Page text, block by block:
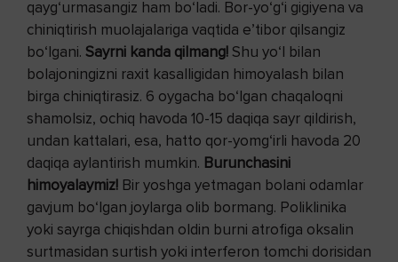
qayg‘urmasangiz ham bo‘ladi. Bor-yo‘g‘i gigiyena va
chiniqtirish muolajalariga vaqtida e’tibor qilsangiz
bo‘lgani. Sayrni kanda qilmang! Shu yo‘l bilan
bolajoningizni raxit kasalligidan himoyalash bilan
birga chiniqtirasiz. 6 oygacha bo‘lgan chaqaloqni
shamolsiz, ochiq havoda 10-15 daqiqa sayr qildirish,
undan kattalari, esa, hatto qor-yomg‘irli havoda 20
daqiqa aylantirish mumkin. Burunchasini
himoyalaymiz! Bir yoshga yetmagan bolani odamlar
gavjum bo‘lgan joylarga olib bormang. Poliklinika
yoki sayrga chiqishdan oldin burni atrofiga oksalin
surtmasidan surtish yoki interferon tomchi dorisidan